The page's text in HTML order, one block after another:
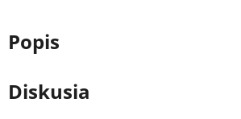
Popis
Diskusia